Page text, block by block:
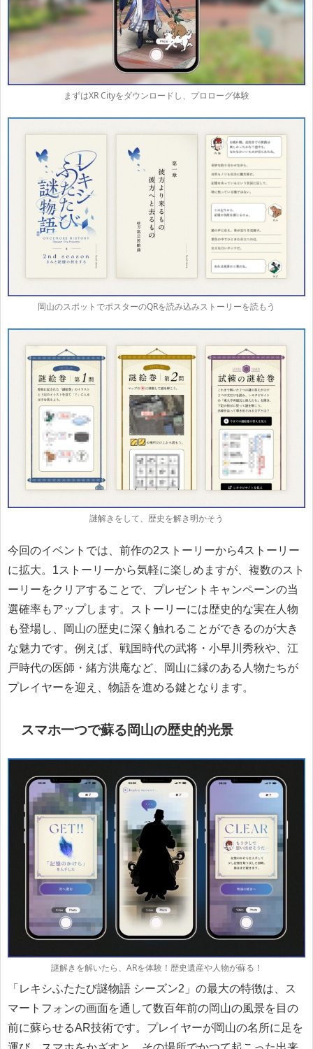
まずはXR Cityをダウンロードし、プロローグ体験
岡山のスポットでポスターのQRを読み込みストーリーを読もう
謎解きをして、歴史を解き明かそう
今回のイベントでは、前作の2ストーリーから4ストーリー
に拡大。1ストーリーから気軽に楽しめますが、複数のスト
ーリーをクリアすることで、プレゼントキャンペーンの当
選確率もアップします。ストーリーには歴史的な実在人物
も登場し、岡山の歴史に深く触れることができるのが大き
な魅力です。例えば、戦国時代の武将・小早川秀秋や、江
戸時代の医師・緒方洪庵など、岡山に縁のある人物たちが
プレイヤーを迎え、物語を進める鍵となります。
スマホ一つで蘇る岡山の歴史的光景
謎解きを解いたら、ARを体験！歴史遺産や人物が蘇る！
「レキシふたたび謎物語 シーズン2」の最大の特徴は、ス
マートフォンの画面を通して数百年前の岡山の風景を目の
前に蘇らせるAR技術です。プレイヤーが岡山の名所に足を
運び、スマホをかざすと、その場所でかつて起こった出来